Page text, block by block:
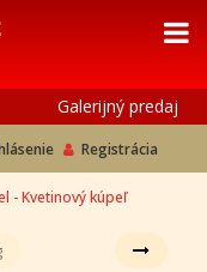
Galerijný predaj
Registrácia
- Kvetinový kúpeľ